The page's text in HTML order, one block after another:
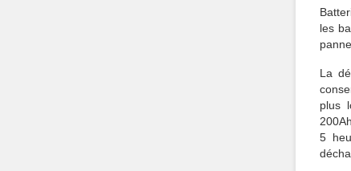
les
La
plus
5